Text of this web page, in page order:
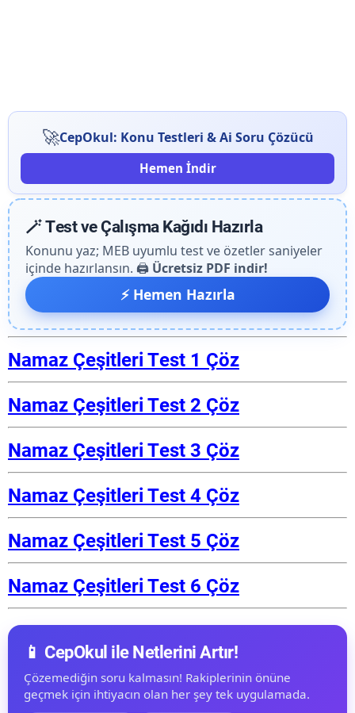
🚀CepOkul: Konu Testleri & Ai Soru Çözücü
Hemen İndir
🪄 Test ve Çalışma Kağıdı Hazırla
Konunu yaz; MEB uyumlu test ve özetler saniyeler
içinde hazırlansın. 🖨️ Ücretsiz PDF indir!
⚡ Hemen Hazırla
Namaz Çeşitleri Test 1 Çöz
Namaz Çeşitleri Test 2 Çöz
Namaz Çeşitleri Test 3 Çöz
Namaz Çeşitleri Test 4 Çöz
Namaz Çeşitleri Test 5 Çöz
Namaz Çeşitleri Test 6 Çöz
📱 CepOkul ile Netlerini Artır!
Çözemediğin soru kalmasın! Rakiplerinin önüne
geçmek için ihtiyacın olan her şey tek uygulamada.